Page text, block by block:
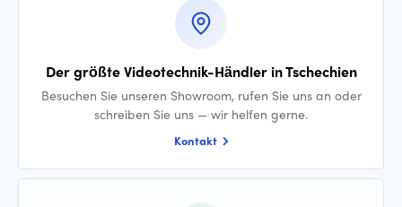
Der größte Videotechnik-Händler in Tschechien
Besuchen Sie unseren Showroom, rufen Sie uns an oder
schreiben Sie uns — wir helfen gerne.
Kontakt